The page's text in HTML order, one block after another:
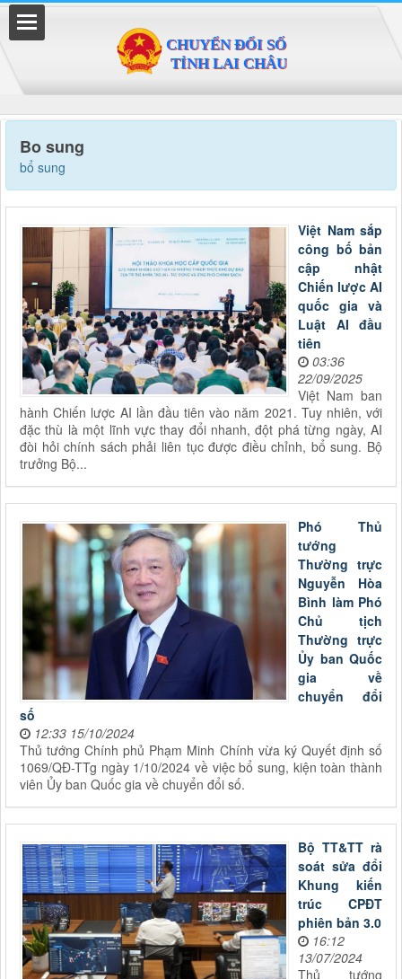
Bo sung
bổ sung
Việt Nam sắp
công bố bản
cập nhật
Chiến lược AI
quốc gia và
Luật AI đầu
tiên
03:36
22/09/2025
Việt Nam ban
hành Chiến lược AI lần đầu tiên vào năm 2021. Tuy nhiên, với
đặc thù là một lĩnh vực thay đổi nhanh, đột phá từng ngày, AI
đòi hỏi chính sách phải liên tục được điều chỉnh, bổ sung. Bộ
trưởng Bộ...
Phó Thủ
tướng
Thường trực
Nguyễn Hòa
Bình làm Phó
Chủ tịch
Thường trực
Ủy ban Quốc
gia về
chuyển đổi
số
12:33 15/10/2024
Thủ tướng Chính phủ Phạm Minh Chính vừa ký Quyết định số
1069/QĐ-TTg ngày 1/10/2024 về việc bổ sung, kiện toàn thành
viên Ủy ban Quốc gia về chuyển đổi số.
Bộ TT&TT rà
soát sửa đổi
Khung kiến
trúc CPĐT
phiên bản 3.0
16:12
13/07/2024
Thủ tướng
Đã kết nối EMC